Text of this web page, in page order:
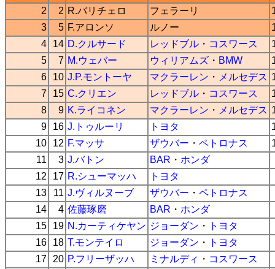
2
2 R.バリチェロ フェラーリ
3
5 F.アロンソ ルノー
4
14 D.クルサード レッドブル ・ コスワース
5
7 M.ウェバー ウィリアムズ ・ BMW
6
10 J.P.モントーヤ マクラーレン ・ メルセデス
7
15 C.クリエン レッドブル ・ コスワース
8
9 K.ライコネン マクラーレン ・ メルセデス
9
16 J.トゥルーリ トヨタ
10
12 F.マッサ ザウバー ・ ペトロナス
11
3 J.バトン BAR ・ ホンダ
12
17 R.シューマッハ
トヨタ
13
11 J.ヴィルヌーブ ザウバー ・ ペトロナス
14
4 佐藤琢磨 BAR ・ ホンダ
15
19 N.カーティケヤン ジョーダン ・
トヨタ
16
18 T.モンテイロ ジョーダン ・
トヨタ
17
20 P.フリーザッハ ミナルディ ・ コスワース